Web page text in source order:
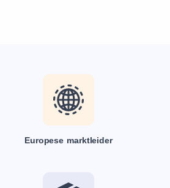
Europese marktleider